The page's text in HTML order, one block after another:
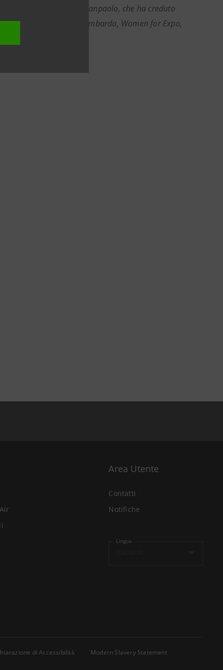
al sostegno di Intesa Sanpaolo, che ha creduto
di Monster, Assolombarda, Women for Expo,
Area Utente
Contatti
Notifiche
Lingua
di Accessibilità
Modern Slavery Statement